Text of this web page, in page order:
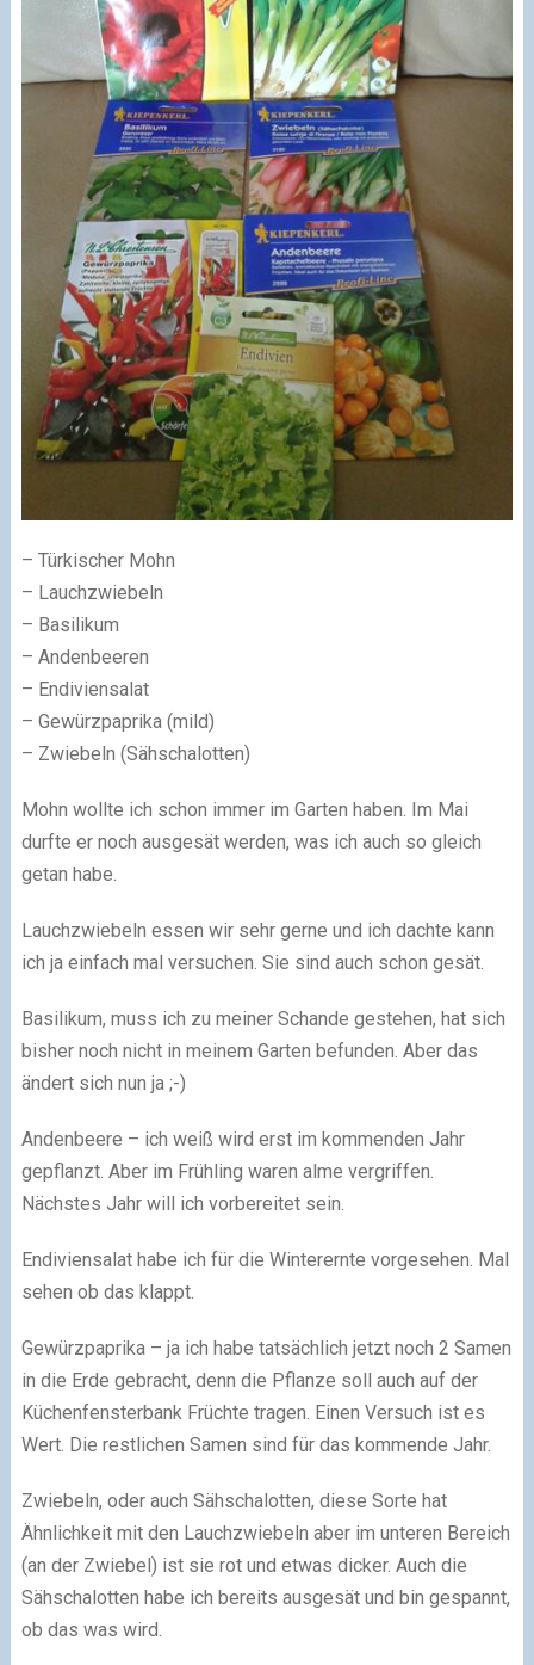
– Türkischer Mohn
– Lauchzwiebeln
– Basilikum
– Andenbeeren
– Endiviensalat
– Gewürzpaprika (mild)
– Zwiebeln (Sähschalotten)
Mohn wollte ich schon immer im Garten haben. Im Mai
durfte er noch ausgesät werden, was ich auch so gleich
getan habe.
Lauchzwiebeln essen wir sehr gerne und ich dachte kann
ich ja einfach mal versuchen. Sie sind auch schon gesät.
Basilikum, muss ich zu meiner Schande gestehen, hat sich
bisher noch nicht in meinem Garten befunden. Aber das
ändert sich nun ja ;-)
Andenbeere – ich weiß wird erst im kommenden Jahr
gepflanzt. Aber im Frühling waren alme vergriffen.
Nächstes Jahr will ich vorbereitet sein.
Endiviensalat habe ich für die Winterernte vorgesehen. Mal
sehen ob das klappt.
Gewürzpaprika – ja ich habe tatsächlich jetzt noch 2 Samen
in die Erde gebracht, denn die Pflanze soll auch auf der
Küchenfensterbank Früchte tragen. Einen Versuch ist es
Wert. Die restlichen Samen sind für das kommende Jahr.
Zwiebeln, oder auch Sähschalotten, diese Sorte hat
Ähnlichkeit mit den Lauchzwiebeln aber im unteren Bereich
(an der Zwiebel) ist sie rot und etwas dicker. Auch die
Sähschalotten habe ich bereits ausgesät und bin gespannt,
ob das was wird.